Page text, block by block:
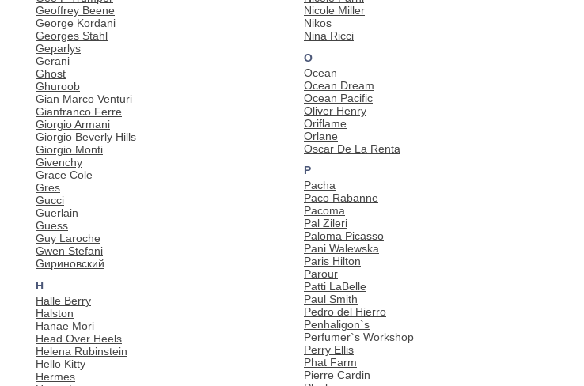
Geoffrey Beene
George Kordani
Georges Stahl
Geparlys
Gerani
Ghost
Ghuroob
Gian Marco Venturi
Gianfranco Ferre
Giorgio Armani
Giorgio Beverly Hills
Giorgio Monti
Givenchy
Grace Cole
Gres
Gucci
Guerlain
Guess
Guy Laroche
Gwen Stefani
Gириновский
H
Halle Berry
Halston
Hanae Mori
Head Over Heels
Helena Rubinstein
Hello Kitty
Hermes
Nicole Miller
Nikos
Nina Ricci
O
Ocean
Ocean Dream
Ocean Pacific
Oliver Henry
Oriflame
Orlane
Oscar De La Renta
P
Pacha
Paco Rabanne
Pacoma
Pal Zileri
Paloma Picasso
Pani Walewska
Paris Hilton
Parour
Patti LaBelle
Paul Smith
Pedro del Hierro
Penhaligon`s
Perfumer`s Workshop
Perry Ellis
Phat Farm
Pierre Cardin